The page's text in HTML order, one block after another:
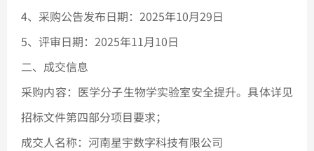
法规
4、采购公告发布日期：2025年10月29日
5、评审日期：2025年11月10日
二、成交信息
采购内容：医学分子生物学实验室安全提升。具体详见
招标文件第四部分项目要求；
成交人名称：河南星宇数字科技有限公司